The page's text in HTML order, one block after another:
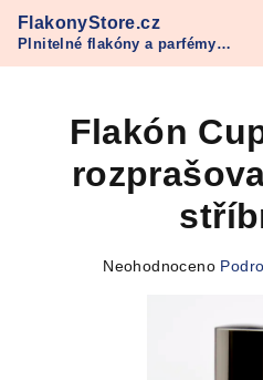
obsah
FlakonyStore.cz
Plnitelné flakóny a parfémy
Refan
Flakón
Průměrné
Neohodnoceno